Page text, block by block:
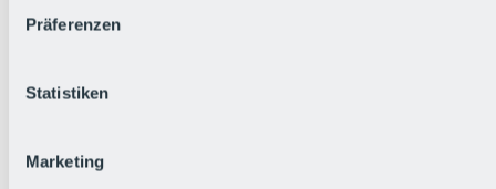
Präferenzen
Statistiken
Marketing